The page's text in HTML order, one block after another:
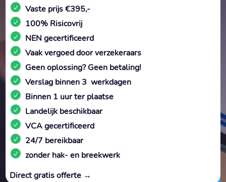
Vaste prijs €395,-
100% Risicovrij
NEN gecertificeerd
Vaak vergoed door verzekeraars
Geen oplossing? Geen betaling!
Verslag binnen 3 werkdagen
Binnen 1 uur ter plaatse
Landelijk beschikbaar
VCA gecertificeerd
24/7 bereikbaar
zonder hak- en breekwerk
Direct gratis offerte →